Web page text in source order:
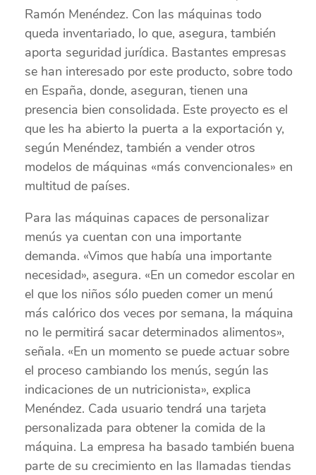
Ramón Menéndez. Con las máquinas todo
queda inventariado, lo que, asegura, también
aporta seguridad jurídica. Bastantes empresas
se han interesado por este producto, sobre todo
en España, donde, aseguran, tienen una
presencia bien consolidada. Este proyecto es el
que les ha abierto la puerta a la exportación y,
según Menéndez, también a vender otros
modelos de máquinas «más convencionales» en
multitud de países.
Para las máquinas capaces de personalizar
menús ya cuentan con una importante
demanda. «Vimos que había una importante
necesidad», asegura. «En un comedor escolar en
el que los niños sólo pueden comer un menú
más calórico dos veces por semana, la máquina
no le permitirá sacar determinados alimentos»,
señala. «En un momento se puede actuar sobre
el proceso cambiando los menús, según las
indicaciones de un nutricionista», explica
Menéndez. Cada usuario tendrá una tarjeta
personalizada para obtener la comida de la
máquina. La empresa ha basado también buena
parte de su crecimiento en las llamadas tiendas